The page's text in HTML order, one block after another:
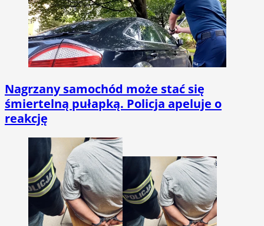
Nagrzany samochód może stać się
śmiertelną pułapką. Policja apeluje o
reakcję